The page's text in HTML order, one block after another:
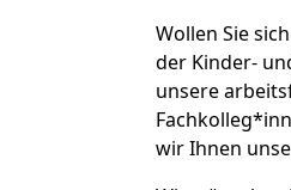
Wollen Sie
der Kinder-
unsere
wir Ihnen